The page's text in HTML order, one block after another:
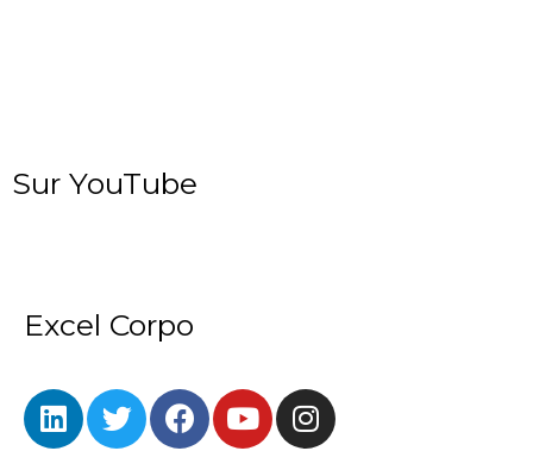
Sur YouTube
Excel Corpo
L
i
T
w
F
a
Y
o
I
n